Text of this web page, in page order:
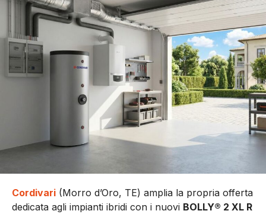
Cordivari (Morro d’Oro, TE) amplia la propria offerta
dedicata agli impianti ibridi con i nuovi BOLLY® 2 XL R